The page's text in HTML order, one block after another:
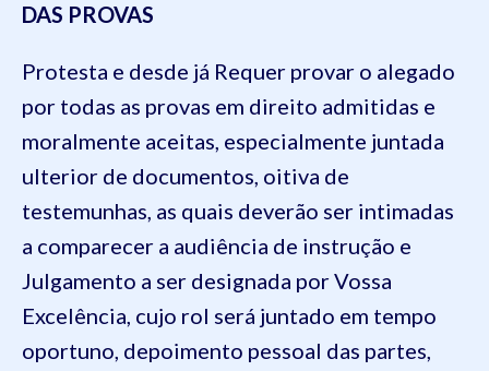
DAS PROVAS
Protesta e desde já Requer provar o alegado
por todas as provas em direito admitidas e
moralmente aceitas, especialmente juntada
ulterior de documentos, oitiva de
testemunhas, as quais deverão ser intimadas
a comparecer a audiência de instrução e
Julgamento a ser designada por Vossa
Excelência, cujo rol será juntado em tempo
oportuno, depoimento pessoal das partes,